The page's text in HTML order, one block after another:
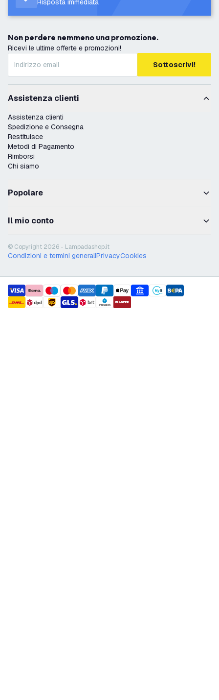
Risposta immediata
Non perdere nemmeno una promozione.
Ricevi le ultime offerte e promozioni!
Sottoscrivi!
Assistenza clienti
Assistenza clienti
Spedizione e Consegna
Restituisce
Metodi di Pagamento
Rimborsi
Chi siamo
Popolare
Il mio conto
© Copyright 2026 - Lampadashop.it
Condizioni e termini generaliPrivacyCookies
payment methods
shipment methods